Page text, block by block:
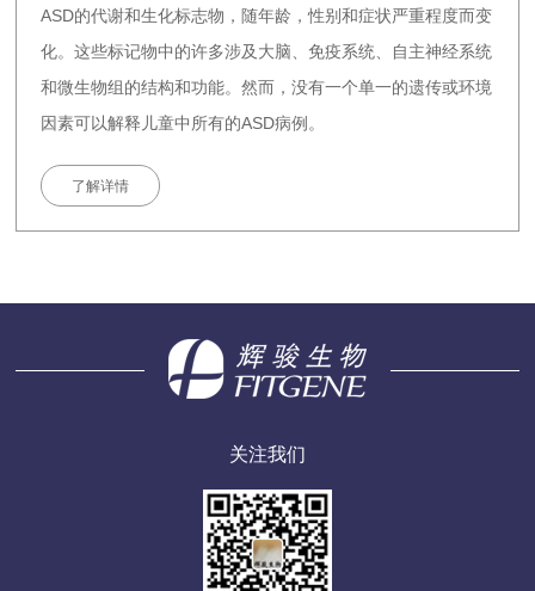
ASD的代谢和生化标志物，随年龄，性别和症状严重程度而变
化。这些标记物中的许多涉及大脑、免疫系统、自主神经系统
和微生物组的结构和功能。然而，没有一个单一的遗传或环境
因素可以解释儿童中所有的ASD病例。
了解详情
关注我们